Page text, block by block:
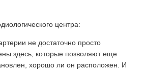
центра:
не достаточно просто
здесь, которые позволяют еще
хорошо ли он расположен. И